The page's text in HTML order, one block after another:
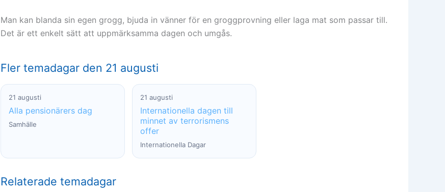
Man kan blanda sin egen grogg, bjuda in vänner för en groggprovning eller laga mat som passar till.
Det är ett enkelt sätt att uppmärksamma dagen och umgås.
Fler temadagar den 21 augusti
21 augusti
Alla pensionärers dag
Samhälle
21 augusti
Internationella dagen till
minnet av terrorismens
offer
Internationella Dagar
Relaterade temadagar